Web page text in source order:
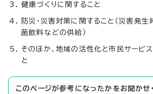
健康づくりに関すること
防災・災害対策に関すること（災害発
菌飲料などの供給）
そのほか、地域の活性化と市民サービ
と
このページが参考になったかをお聞かせ